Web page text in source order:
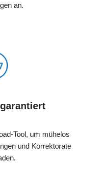
an.
Tool, um mühelos
und Korrektorate